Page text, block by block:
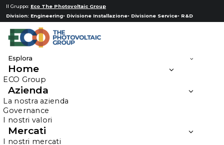
Il Gruppo: Eco The Photovoltaic Group
Division: Engineering Divisione Installazione Divisione Service R&D
Esplora
Home
ECO Group
Azienda
La nostra azienda
Governance
I nostri valori
Mercati
I nostri mercati